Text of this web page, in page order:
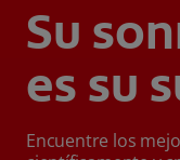
Su
es su
Encuentre los